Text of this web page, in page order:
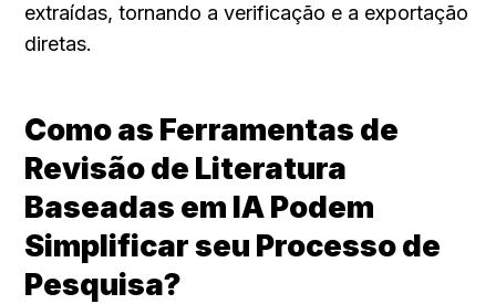
extraídas, tornando a verificação e a exportação
diretas.
Como as Ferramentas de
Revisão de Literatura
Baseadas em IA Podem
Simplificar seu Processo de
Pesquisa?